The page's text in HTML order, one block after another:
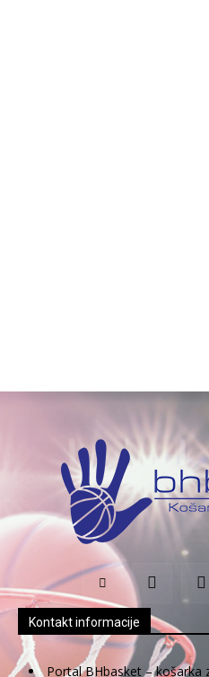
Kontakt informacije
Portal BHbasket – košarka